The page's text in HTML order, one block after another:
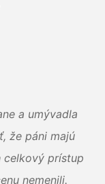
a umývadla
že páni majú
celkový prístup
nemenili.